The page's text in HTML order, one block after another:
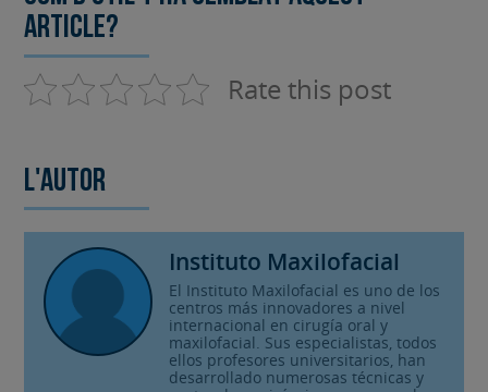
article?
Rate this post
L'autor
Instituto Maxilofacial
El Instituto Maxilofacial es uno de los
centros más innovadores a nivel
internacional en cirugía oral y
maxilofacial. Sus especialistas, todos
ellos profesores universitarios, han
desarrollado numerosas técnicas y